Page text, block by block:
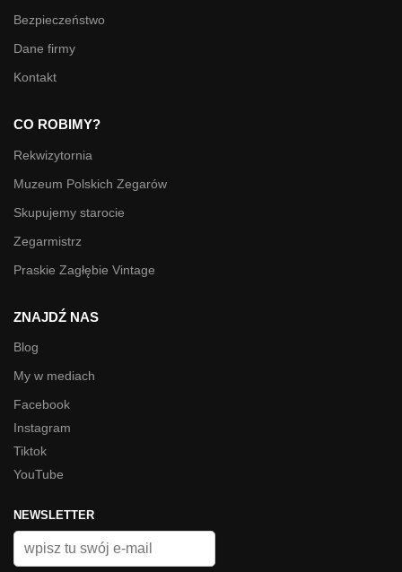
Bezpieczeństwo
Dane firmy
Kontakt
CO ROBIMY?
Rekwizytornia
Muzeum Polskich Zegarów
Skupujemy starocie
Zegarmistrz
Praskie Zagłębie Vintage
ZNAJDŹ NAS
Blog
My w mediach
Facebook
Instagram
Tiktok
YouTube
NEWSLETTER